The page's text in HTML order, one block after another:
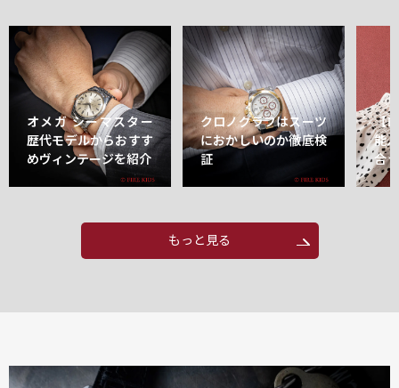
オメガ シーマスター
歴代モデルからおすす
めヴィンテージを紹介
クロノグラフはスーツ
におかしいのか徹底検
証
【
能
合
もっと見る